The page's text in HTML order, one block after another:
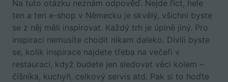
Na tuto otázku neznám odpověď. Nejde říct, hele
ten a ten e-shop v Německu je skvělý, všichni byste
se z něj měli inspirovat. Každý trh je úplně jiný. Pro
inspiraci nemusíte chodit nikam daleko. Divili byste
se, kolik inspirace najdete třeba na večeři v
restauraci, když budete jen sledovat věci kolem –
číšníka, kuchyň, celkový servis atd. Pak si to hoďte